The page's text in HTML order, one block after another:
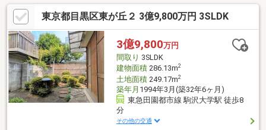
食器棚付きの半独立型キッチン ○ 約2.8帖とゆとりのある洗面
室 ○ 窓付きの浴室（1620タイプ・浴室乾燥機付） ○ トイレ2か
所あり（1Ｆ・2Ｆ） ○ シャッター付の駐車スペースあり
東京都目黒区東が丘２ 3億9,800万円 3SLDK
3億9,800万円
間取り 3SLDK
建物面積286.13m2
土地面積249.17m2
築年月 1994年3月(築32年6ヶ月)
東急田園都市線 駒沢大学駅 徒歩8
分
その他の交通